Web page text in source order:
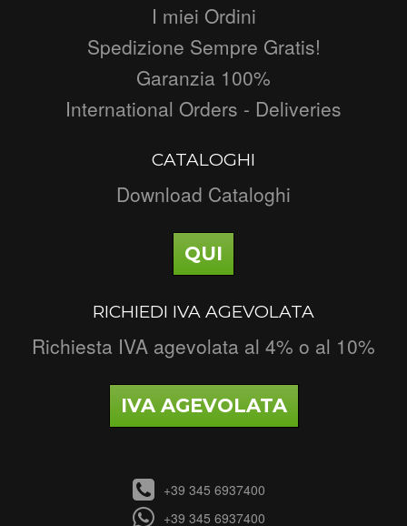
I miei Ordini
Spedizione Sempre Gratis!
Garanzia 100%
International Orders - Deliveries
CATALOGHI
Download Cataloghi
QUI
RICHIEDI IVA AGEVOLATA
Richiesta IVA agevolata al 4% o al 10%
IVA AGEVOLATA
+39 345 6937400
+39 345 6937400